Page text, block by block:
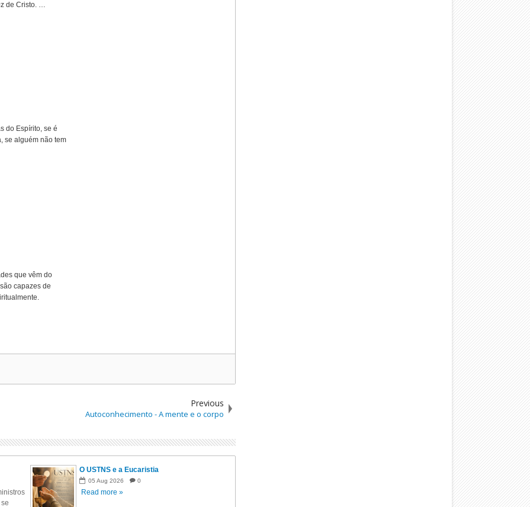
de Cristo. …
do Espírito, se é
se alguém não tem
que vêm do
capazes de
Previous
Autoconhecimento - A mente e o corpo
O USTNS e a Eucaristia
05 Aug 2026 0
Read more »